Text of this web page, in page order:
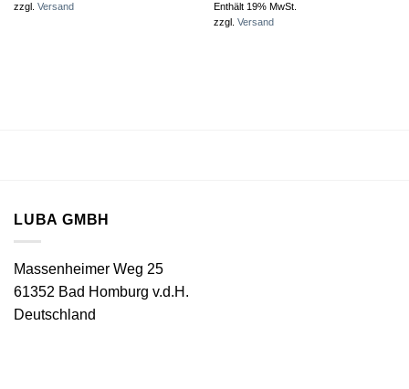
zzgl. Versand
Enthält 19% MwSt.
zzgl. Versand
LUBA GMBH
Massenheimer Weg 25
61352 Bad Homburg v.d.H.
Deutschland